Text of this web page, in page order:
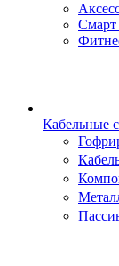
Смарт
Кабельные